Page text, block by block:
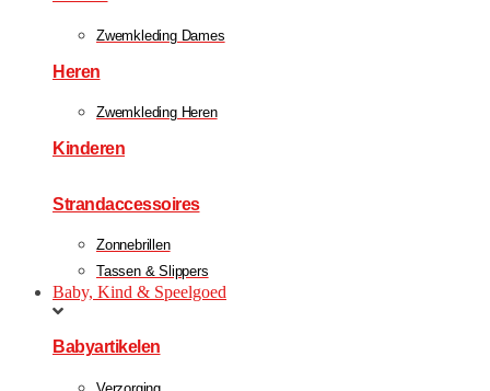
Zwemkleding Dames
Heren
Zwemkleding Heren
Kinderen
Strandaccessoires
Zonnebrillen
Tassen & Slippers
Baby, Kind & Speelgoed
Babyartikelen